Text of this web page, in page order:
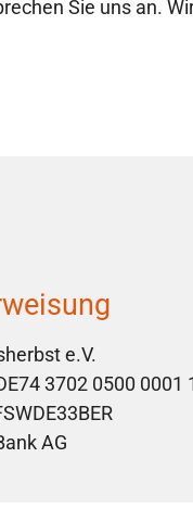
Sie uns an.
e.V.
3702 0500 0001
AG